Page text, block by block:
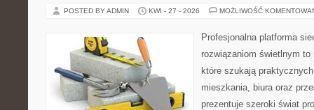
POSTED BY ADMIN KWI - 27 - 2026 MOŻLIWOŚĆ
Profesjonalna platforma
rozwiązaniom świetlnym
które szukają
mieszkania, biura oraz
prezentuje szeroki świat